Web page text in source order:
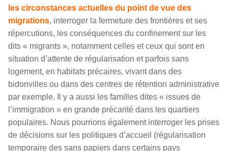
les circonstances actuelles du point de vue des
migrations, interroger la fermeture des frontières et ses
répercutions, les conséquences du confinement sur les
dits « migrants », notamment celles et ceux qui sont en
situation d’attente de régularisation et parfois sans
logement, en habitats précaires, vivant dans des
bidonvilles ou dans des centres de rétention administrative
par exemple. Il y a aussi les familles dites « issues de
l’immigration » en grande précarité dans les quartiers
populaires. Nous pourrions également interroger les prises
de décisions sur les politiques d’accueil (régularisation
temporaire des sans papiers dans certains pays